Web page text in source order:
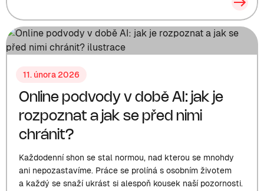
11. února 2026
Online podvody v době AI: jak je
rozpoznat a jak se před nimi
chránit?
Každodenní shon se stal normou, nad kterou se mnohdy
ani nepozastavíme. Práce se prolíná s osobním životem
a každý se snaží ukrást si alespoň kousek naší pozornosti.